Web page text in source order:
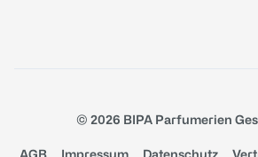
© 2026 BIPA Parfumerien
AGB Impressum Datenschutz